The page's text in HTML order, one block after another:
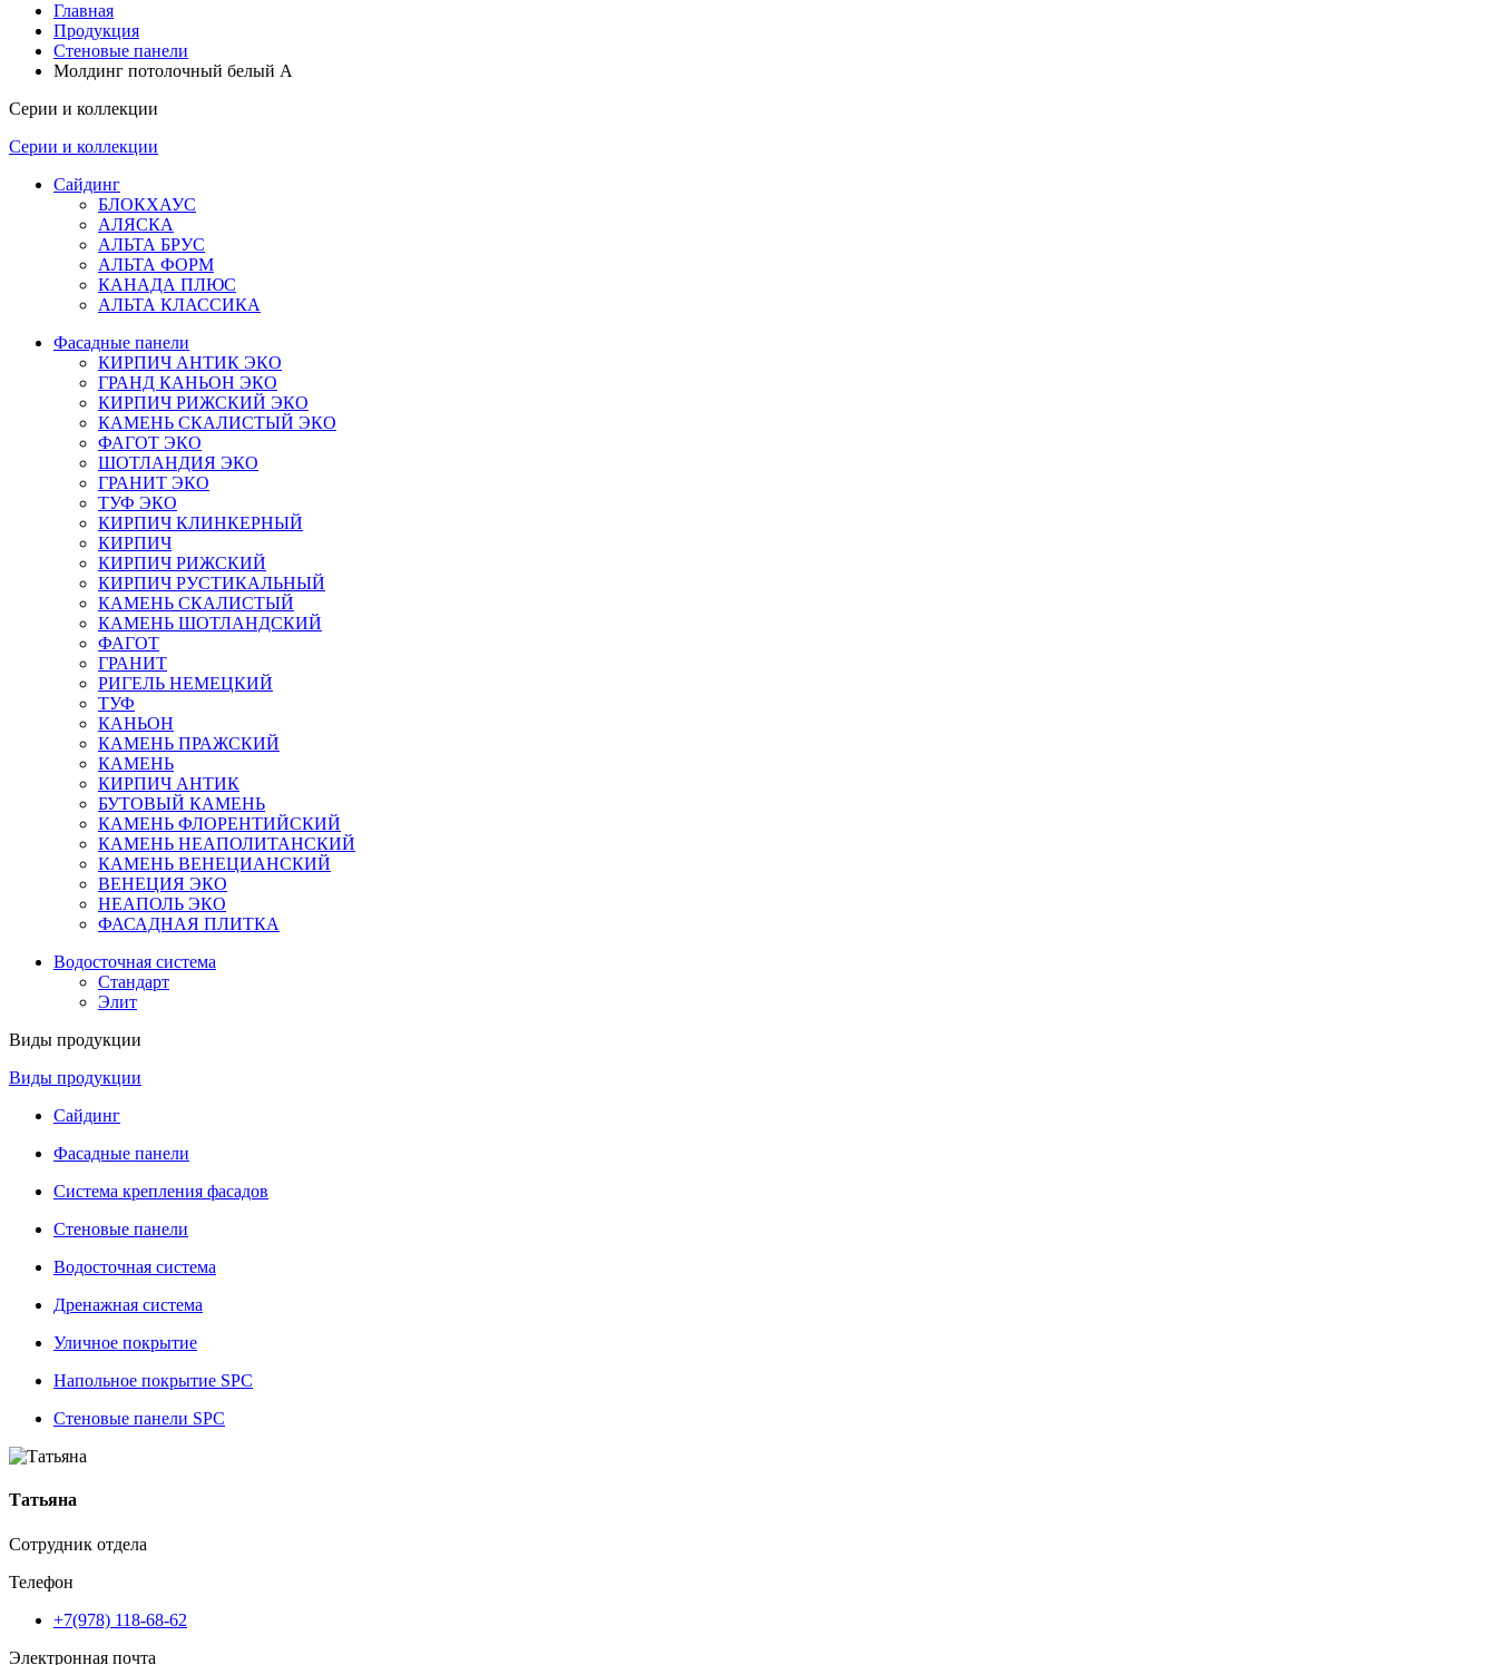
Главная
Продукция
Стеновые панели
Молдинг потолочный белый А
Серии и коллекции
Серии и коллекции
Сайдинг
БЛОКХАУС
АЛЯСКА
АЛЬТА БРУС
АЛЬТА ФОРМ
КАНАДА ПЛЮС
АЛЬТА КЛАССИКА
Фасадные панели
КИРПИЧ АНТИК ЭКО
ГРАНД КАНЬОН ЭКО
КИРПИЧ РИЖСКИЙ ЭКО
КАМЕНЬ СКАЛИСТЫЙ ЭКО
ФАГОТ ЭКО
ШОТЛАНДИЯ ЭКО
ГРАНИТ ЭКО
ТУФ ЭКО
КИРПИЧ КЛИНКЕРНЫЙ
КИРПИЧ
КИРПИЧ РИЖСКИЙ
КИРПИЧ РУСТИКАЛЬНЫЙ
КАМЕНЬ СКАЛИСТЫЙ
КАМЕНЬ ШОТЛАНДСКИЙ
ФАГОТ
ГРАНИТ
РИГЕЛЬ НЕМЕЦКИЙ
ТУФ
КАНЬОН
КАМЕНЬ ПРАЖСКИЙ
КАМЕНЬ
КИРПИЧ АНТИК
БУТОВЫЙ КАМЕНЬ
КАМЕНЬ ФЛОРЕНТИЙСКИЙ
КАМЕНЬ НЕАПОЛИТАНСКИЙ
КАМЕНЬ ВЕНЕЦИАНСКИЙ
ВЕНЕЦИЯ ЭКО
НЕАПОЛЬ ЭКО
ФАСАДНАЯ ПЛИТКА
Водосточная система
Стандарт
Элит
Виды продукции
Виды продукции
Сайдинг
Фасадные панели
Система крепления фасадов
Стеновые панели
Водосточная система
Дренажная система
Уличное покрытие
Напольное покрытие SPC
Стеновые панели SPC
Татьяна
Сотрудник отдела
Телефон
+7(978) 118-68-62
Электронная почта